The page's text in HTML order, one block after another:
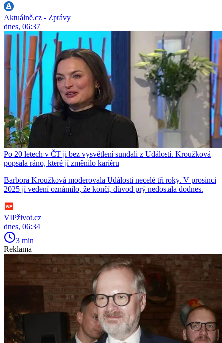
Aktuálně.cz - Zprávy
dnes, 06:37
Po 20 letech v ČT ji bez vysvětlení sundali z Událostí. Kroužková
popsala ráno, které jí změnilo kariéru
Barbora Kroužková moderovala Události necelé tři roky. V prosinci
2025 jí vedení oznámilo, že končí, důvod prý nedostala dodnes.
VIPživot.cz
dnes, 06:34
3 min
Reklama